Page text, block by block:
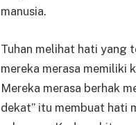
manusia.
Tuhan melihat hati yang
mereka merasa memiliki
Mereka merasa berhak
dekat” itu membuat hati